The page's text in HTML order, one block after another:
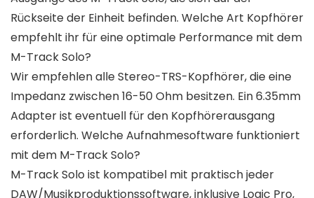
Rückseite der Einheit befinden. Welche Art Kopfhörer
empfehlt ihr für eine optimale Performance mit dem
M-Track Solo?
Wir empfehlen alle Stereo-TRS-Kopfhörer, die eine
Impedanz zwischen 16-50 Ohm besitzen. Ein 6.35mm
Adapter ist eventuell für den Kopfhörerausgang
erforderlich. Welche Aufnahmesoftware funktioniert
mit dem M-Track Solo?
M-Track Solo ist kompatibel mit praktisch jeder
DAW/Musikproduktionssoftware, inklusive Logic Pro,